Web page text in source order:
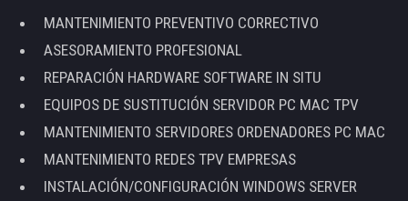
MANTENIMIENTO PREVENTIVO CORRECTIVO
ASESORAMIENTO PROFESIONAL
REPARACIÓN HARDWARE SOFTWARE IN SITU
EQUIPOS DE SUSTITUCIÓN SERVIDOR PC MAC TPV
MANTENIMIENTO SERVIDORES ORDENADORES PC MAC
MANTENIMIENTO REDES TPV EMPRESAS
INSTALACIÓN/CONFIGURACIÓN WINDOWS SERVER